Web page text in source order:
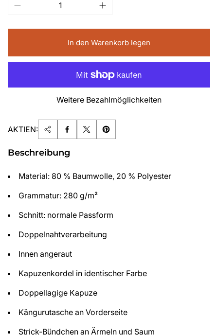
In den Warenkorb legen
Weitere Bezahlmöglichkeiten
AKTIEN:
Beschreibung
Material: 80 % Baumwolle, 20 % Polyester
Grammatur: 280 g/m²
Schnitt: normale Passform
Doppelnahtverarbeitung
Innen angeraut
Kapuzenkordel in identischer Farbe
Doppellagige Kapuze
Kängurutasche an Vorderseite
Strick-Bündchen an Ärmeln und Saum